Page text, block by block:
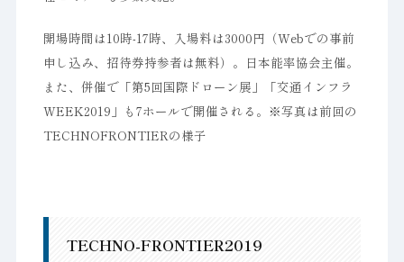
開場時間は10時-17時、入場料は3000円（Webでの事前
申し込み、招待券持参者は無料）。日本能率協会主催。
また、併催で「第5回国際ドローン展」「交通インフラ
WEEK2019」も7ホールで開催される。※写真は前回の
TECHNOFRONTIERの様子
TECHNO-FRONTIER2019